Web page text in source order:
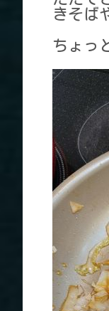
きそば
ちょっ